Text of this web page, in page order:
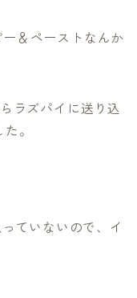
＆ペーストなんか
ラズパイに送り込
。
ていないので、イ